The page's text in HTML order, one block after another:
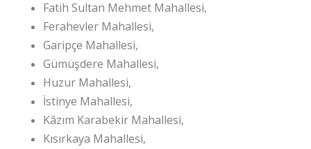
Fatih Sultan Mehmet Mahallesi,
Ferahevler Mahallesi,
Garipçe Mahallesi,
Gümüşdere Mahallesi,
Huzur Mahallesi,
İstinye Mahallesi,
Kâzım Karabekir Mahallesi,
Kısırkaya Mahallesi,